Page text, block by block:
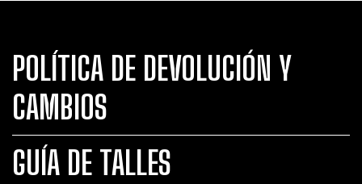
POLÍTICA DE DEVOLUCIÓN Y
CAMBIOS
GUÍA DE TALLES